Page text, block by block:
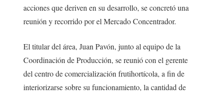
acciones que deriven en su desarrollo, se concretó una
reunión y recorrido por el Mercado Concentrador.
El titular del área, Juan Pavón, junto al equipo de la
Coordinación de Producción, se reunió con el gerente
del centro de comercialización frutihortícola, a fin de
interiorizarse sobre su funcionamiento, la cantidad de